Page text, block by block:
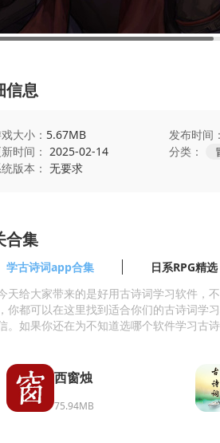
信息
大小： 5.67MB 发布时间：
时间： 2025-02-14 分类：
版本： 无要求
合集
学古诗词app合集 日系RPG精选
天给大家带来的是好用古诗词学习软件，
你都可以在这里找到适合你们的古诗词学
。如果你还在为不知道选哪个软件学习古
西窗烛
75.94MB